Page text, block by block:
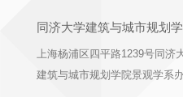
同济大学建筑与城市规划
上海杨浦区四平路1239号同济
建筑与城市规划学院景观学系